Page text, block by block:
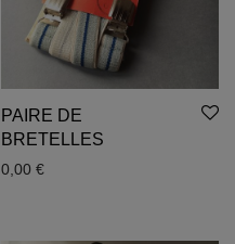
PAIRE DE
BRETELLES
0,00 €